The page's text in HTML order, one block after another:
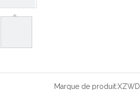
Marque de produit:XZWD